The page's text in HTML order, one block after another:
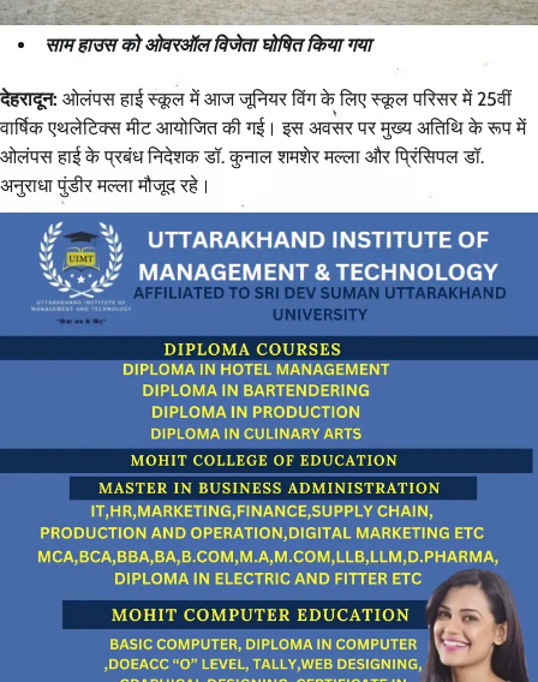
साम हाउस को ओवरऑल विजेता घोषित किया गया
देहरादून: ओलंपस हाई स्कूल में आज जूनियर विंग के लिए स्कूल परिसर में 25वीं
वार्षिक एथलेटिक्स मीट आयोजित की गई। इस अवसर पर मुख्य अतिथि के रूप में
ओलंपस हाई के प्रबंध निदेशक डॉ. कुनाल शमशेर मल्ला और प्रिंसिपल डॉ.
अनुराधा पुंडीर मल्ला मौजूद रहे।